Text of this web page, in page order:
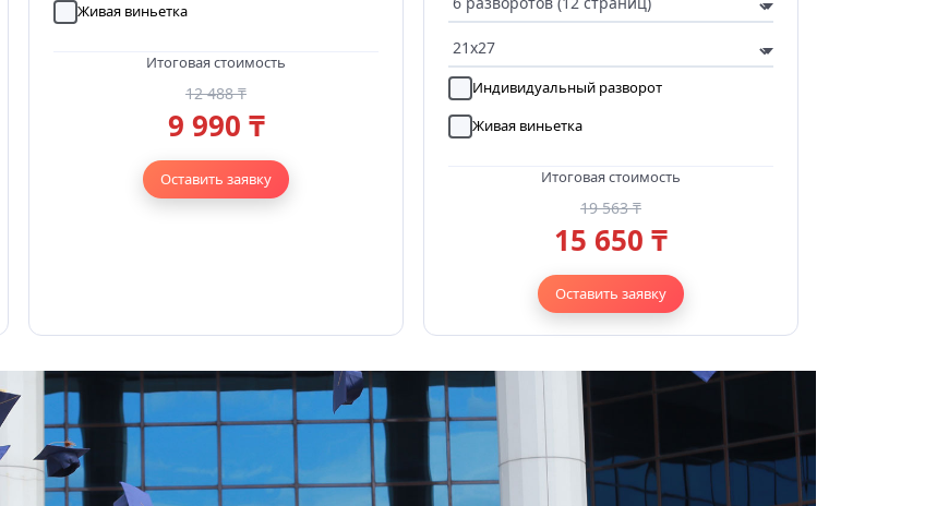
Живая виньетка
Итоговая стоимость
12 488 ₸
9 990 ₸
Оставить заявку
Индивидуальный разворот
Живая виньетка
Итоговая стоимость
19 563 ₸
15 650 ₸
Оставить заявку